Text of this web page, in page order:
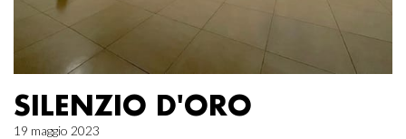
SILENZIO D'ORO
19 maggio 2023